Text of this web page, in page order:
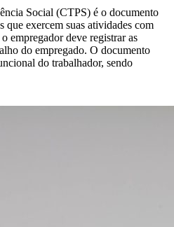
Social (CTPS) é o documento
que exercem suas atividades com
empregador deve registrar as
do empregado. O documento
do trabalhador, sendo